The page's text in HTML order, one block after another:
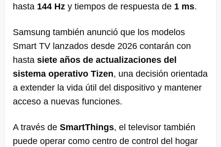
hasta 144 Hz y tiempos de respuesta de 1 ms.
Samsung también anunció que los modelos
Smart TV lanzados desde 2026 contarán con
hasta siete años de actualizaciones del
sistema operativo Tizen, una decisión orientada
a extender la vida útil del dispositivo y mantener
acceso a nuevas funciones.
A través de SmartThings, el televisor también
puede operar como centro de control del hogar